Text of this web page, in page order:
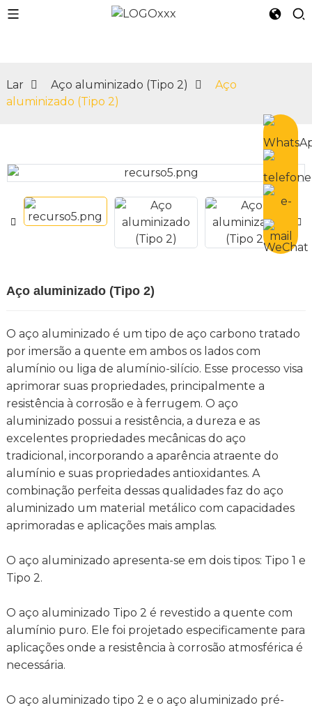
Lar Aço aluminizado (Tipo 2)
Aço
aluminizado (Tipo 2)
Aço aluminizado (Tipo 2)
O aço aluminizado é um tipo de aço carbono tratado
por imersão a quente em ambos os lados com
alumínio ou liga de alumínio-silício. Esse processo visa
aprimorar suas propriedades, principalmente a
resistência à corrosão e à ferrugem. O aço
aluminizado possui a resistência, a dureza e as
excelentes propriedades mecânicas do aço
tradicional, incorporando a aparência atraente do
alumínio e suas propriedades antioxidantes. A
combinação perfeita dessas qualidades faz do aço
aluminizado um material metálico com capacidades
aprimoradas e aplicações mais amplas.
O aço aluminizado apresenta-se em dois tipos: Tipo 1 e
Tipo 2.
O aço aluminizado Tipo 2 é revestido a quente com
alumínio puro. Ele foi projetado especificamente para
aplicações onde a resistência à corrosão atmosférica é
necessária.
O aço aluminizado tipo 2 e o aço aluminizado pré-